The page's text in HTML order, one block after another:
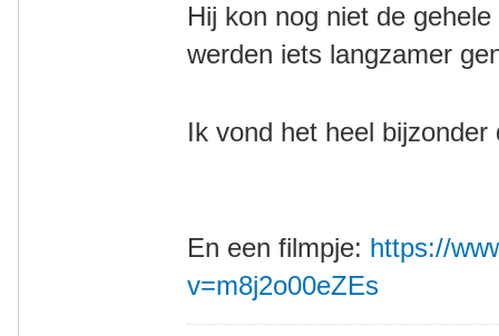
Hij kon nog niet de
werden iets langzamer
Ik vond het heel
En een filmpje: https://
v=m8j2o00eZEs